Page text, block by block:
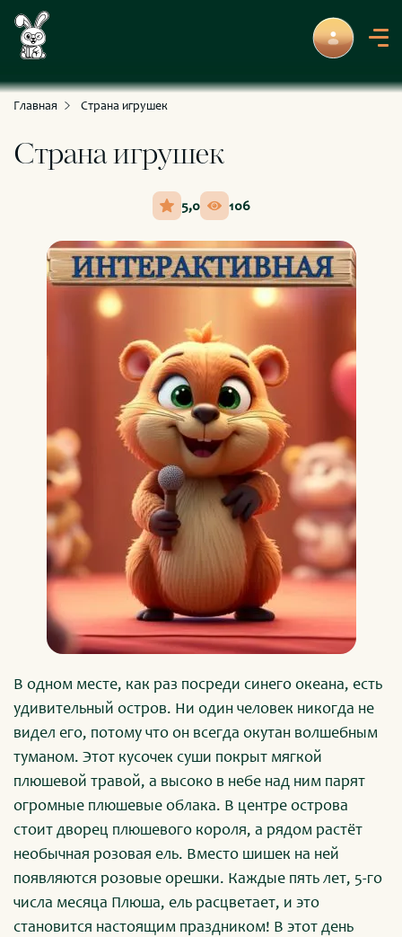
Для умных и любознательных
Главная Страна игрушек
Страна игрушек
В одном месте, как раз посреди синего океана, есть
удивительный остров. Ни один человек никогда не
видел его, потому что он всегда окутан волшебным
туманом. Этот кусочек суши покрыт мягкой
плюшевой травой, а высоко в небе над ним парят
огромные плюшевые облака. В центре острова
стоит дворец плюшевого короля, а рядом растёт
необычная розовая ель. Вместо шишек на ней
появляются розовые орешки. Каждые пять лет, 5-го
числа месяца Плюша, ель расцветает, и это
становится настоящим праздником! В этот день
5,0 106